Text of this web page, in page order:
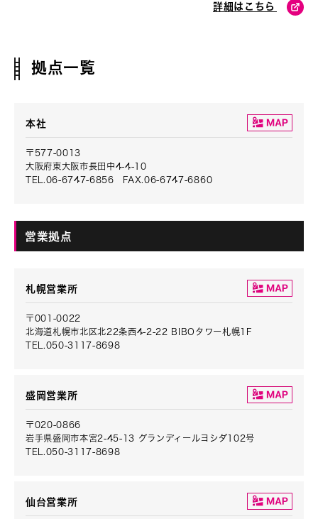
詳細はこちら
拠点一覧
本社
〒577-0013
大阪府東大阪市長田中4-4-10
TEL.06-6747-6856 FAX.06-6747-6860
営業拠点
札幌営業所
〒001-0022
北海道札幌市北区北22条西4-2-22 BIBOタワー札幌1F
TEL.050-3117-8698
盛岡営業所
〒020-0866
岩手県盛岡市本宮2-45-13 グランディールヨシダ102号
TEL.050-3117-8698
仙台営業所